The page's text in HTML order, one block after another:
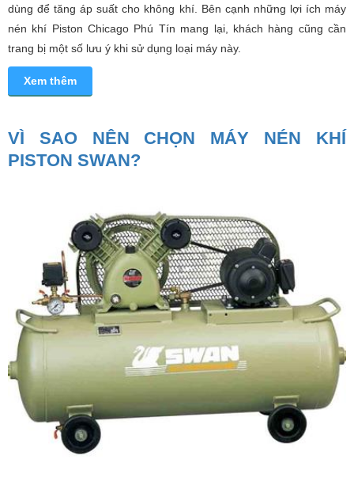
dùng để tăng áp suất cho không khí. Bên cạnh những lợi ích máy
nén khí Piston Chicago Phú Tín mang lại, khách hàng cũng cần
trang bị một số lưu ý khi sử dụng loại máy này.
Xem thêm
VÌ SAO NÊN CHỌN MÁY NÉN KHÍ
PISTON SWAN?